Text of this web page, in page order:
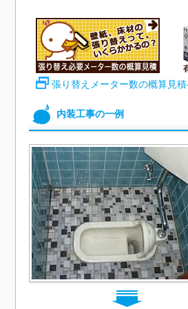
張り替えメーター数の概算見
内装工事の一例